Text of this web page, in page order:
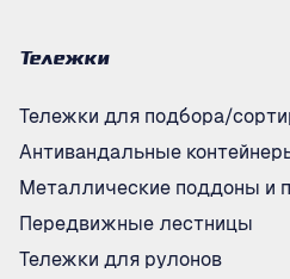
Тележки
Тележки для подбора/
Антивандальные
Металлические поддоны и
Передвижные лестницы
Тележки для рулонов